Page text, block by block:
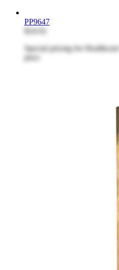
PP9647
$24.92
Special pricing for
price